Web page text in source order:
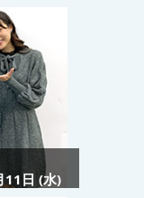
11日 (水)